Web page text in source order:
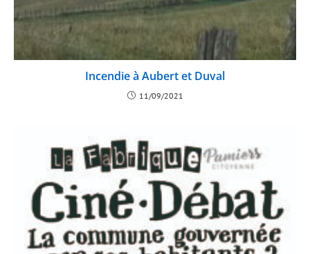
Incendie à Aubert et Duval
11/09/2021